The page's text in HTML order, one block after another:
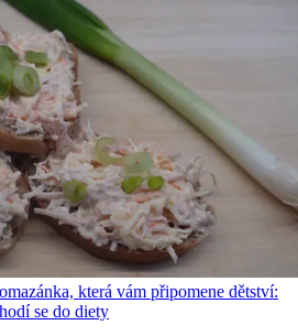
která vám připomene dětství:
se do diety